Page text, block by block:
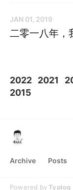
JAN 01, 2019
二零一八年，
2022 2021
2015
Archive Posts
Powered byTyplog